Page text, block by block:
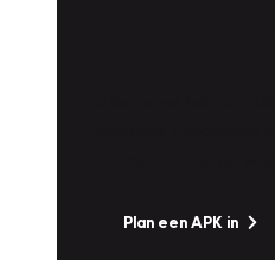
Plan een APK in